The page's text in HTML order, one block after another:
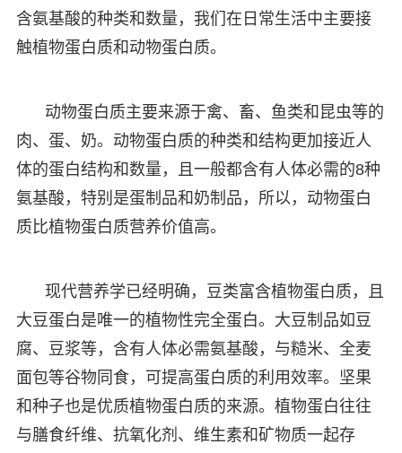
含氨基酸的种类和数量，我们在日常生活中主要接
触植物蛋白质和动物蛋白质。
动物蛋白质主要来源于禽、畜、鱼类和昆虫等的
肉、蛋、奶。动物蛋白质的种类和结构更加接近人
体的蛋白结构和数量，且一般都含有人体必需的8种
氨基酸，特别是蛋制品和奶制品，所以，动物蛋白
质比植物蛋白质营养价值高。
现代营养学已经明确，豆类富含植物蛋白质，且
大豆蛋白是唯一的植物性完全蛋白。大豆制品如豆
腐、豆浆等，含有人体必需氨基酸，与糙米、全麦
面包等谷物同食，可提高蛋白质的利用效率。坚果
和种子也是优质植物蛋白质的来源。植物蛋白往往
与膳食纤维、抗氧化剂、维生素和矿物质一起存